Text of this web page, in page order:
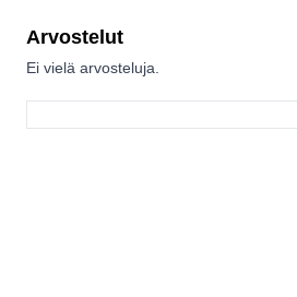
Arvostelut
Ei vielä arvosteluja.